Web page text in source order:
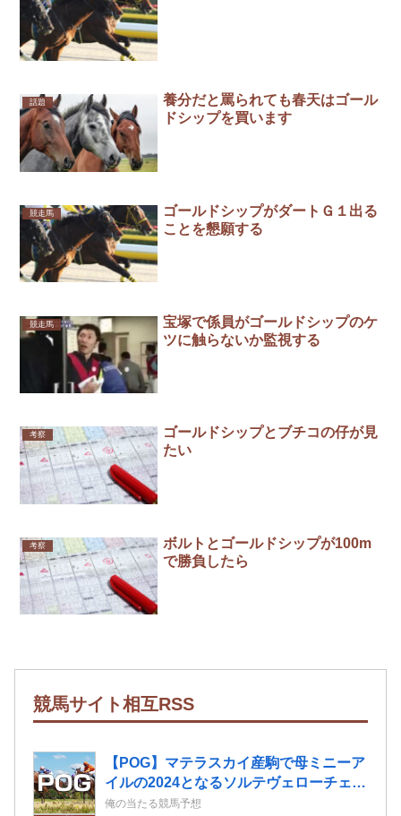
話題
養分だと罵られても春天はゴール
ドシップを買います
競走馬
ゴールドシップがダートＧ１出る
ことを懇願する
競走馬
宝塚で係員がゴールドシップのケ
ツに触らないか監視する
考察
ゴールドシップとブチコの仔が見
たい
考察
ボルトとゴールドシップが100m
で勝負したら
競馬サイト相互RSS
【POG】マテラスカイ産駒で母ミニーア
イルの2024となるソルテヴェローチェの
2歳情報
俺の当たる競馬予想